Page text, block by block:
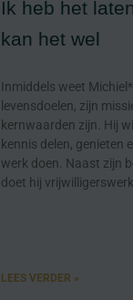
Ik heb het
kan het wel
Inmiddels weet
levensdoelen, zijn
kernwaarden zijn. Hij
kennis delen, genieten
werk doen. Naast zijn
doet hij
LEES VERDER »